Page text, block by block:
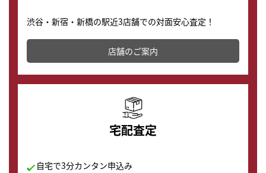
渋谷・新宿・新橋の駅近3店舗での対面安心査定！
その場で現金買取致します。渋谷本店では、時計販売の
店舗を併設しており、下取りに出してお得に新しい時計
の購入もできます♪
店舗のご案内
宅配査定
自宅で3分カンタン申込み